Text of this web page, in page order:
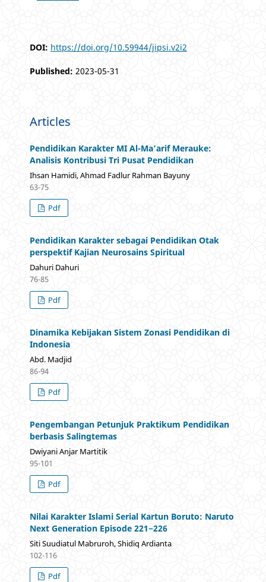
DOI: https://doi.org/10.59944/jipsi.v2i2
Published: 2023-05-31
Articles
Pendidikan Karakter MI Al-Ma’arif Merauke:
Analisis Kontribusi Tri Pusat Pendidikan
Ihsan Hamidi, Ahmad Fadlur Rahman Bayuny
63-75
Pdf
Pendidikan Karakter sebagai Pendidikan Otak
perspektif Kajian Neurosains Spiritual
Dahuri Dahuri
76-85
Pdf
Dinamika Kebijakan Sistem Zonasi Pendidikan di
Indonesia
Abd. Madjid
86-94
Pdf
Pengembangan Petunjuk Praktikum Pendidikan
berbasis Salingtemas
Dwiyani Anjar Martitik
95-101
Pdf
Nilai Karakter Islami Serial Kartun Boruto: Naruto
Next Generation Episode 221−226
Siti Suudiatul Mabruroh, Shidiq Ardianta
102-116
Pdf